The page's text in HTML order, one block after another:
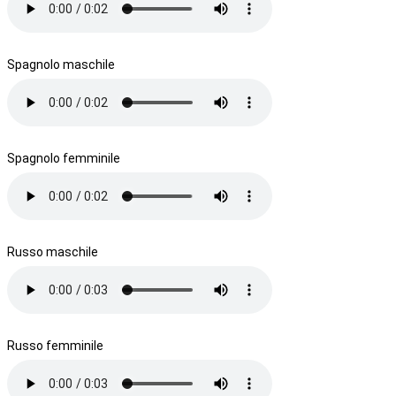
Spagnolo maschile
Spagnolo femminile
Russo maschile
Russo femminile